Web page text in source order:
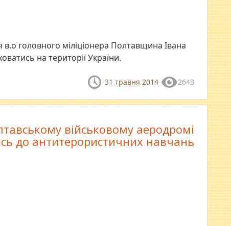
головного міліціонера Полтавщина Івана
на території України.
31 травня 2014 2643
військовому аеродромі
до антитерористичних навчань